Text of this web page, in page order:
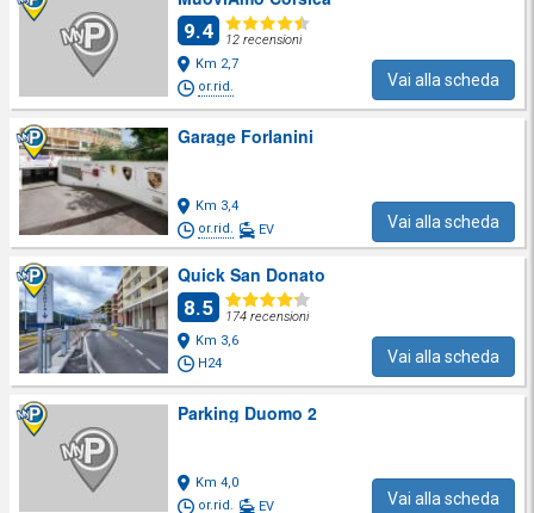
9.4
12 recensioni
Km 2,7
or.rid.
Vai alla scheda
Garage Forlanini
Km 3,4
or.rid.
EV Vai alla scheda
Quick San Donato
8.5
174 recensioni
Km 3,6
H24
Vai alla scheda
Parking Duomo 2
Km 4,0
or.rid.
EV Vai alla scheda